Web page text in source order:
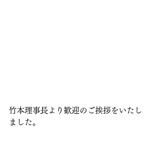
竹本理事長より歓迎のご挨拶をいたし
ました。